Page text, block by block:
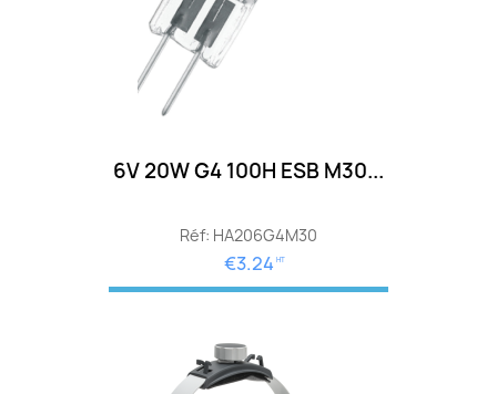
6V 20W G4 100H ESB M30...
Réf: HA206G4M30
€3.24 HT